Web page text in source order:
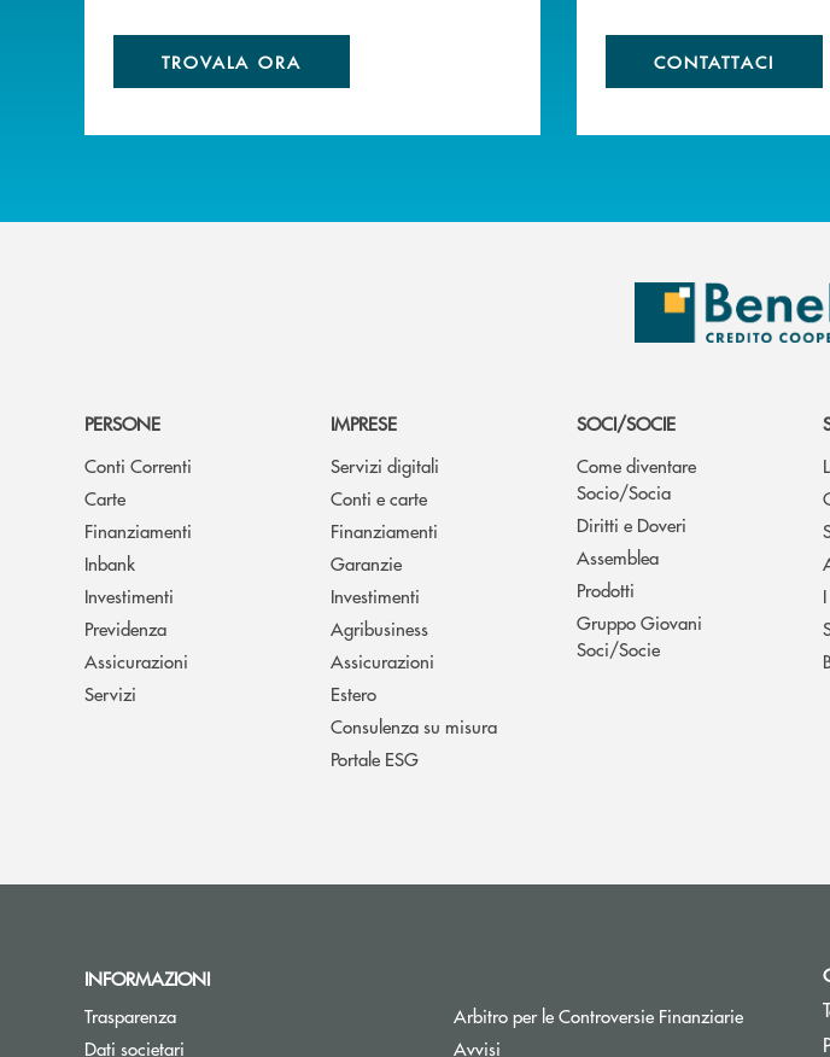
TROVALA ORA CONTATTACI
PERSONE
Conti Correnti
Carte
Finanziamenti
Inbank
Investimenti
Previdenza
Assicurazioni
Servizi
IMPRESE
Servizi digitali
Conti e carte
Finanziamenti
Garanzie
Investimenti
Agribusiness
Assicurazioni
Estero
Consulenza su misura
Portale ESG
SOCI/SOCIE
Come diventare
Socio/Socia
Diritti e Doveri
Assemblea
Prodotti
Gruppo Giovani
Soci/Socie
INFORMAZIONI
Trasparenza
Dati societari
Arbitro per le Controversie FinanziarieApre una
Avvisi